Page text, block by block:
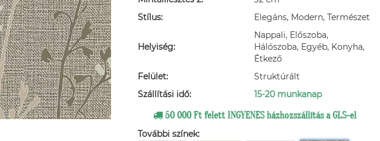
Stílus:
Elegáns, Modern, Természet
Helyiség:
Nappali, Előszoba,
Hálószoba, Egyéb, Konyha,
Étkező
Felület:
Struktúrált
Szállítási idő:
15-20 munkanap
50 000 Ft felett INGYENES házhozszállítás a GLS-el
További színek: